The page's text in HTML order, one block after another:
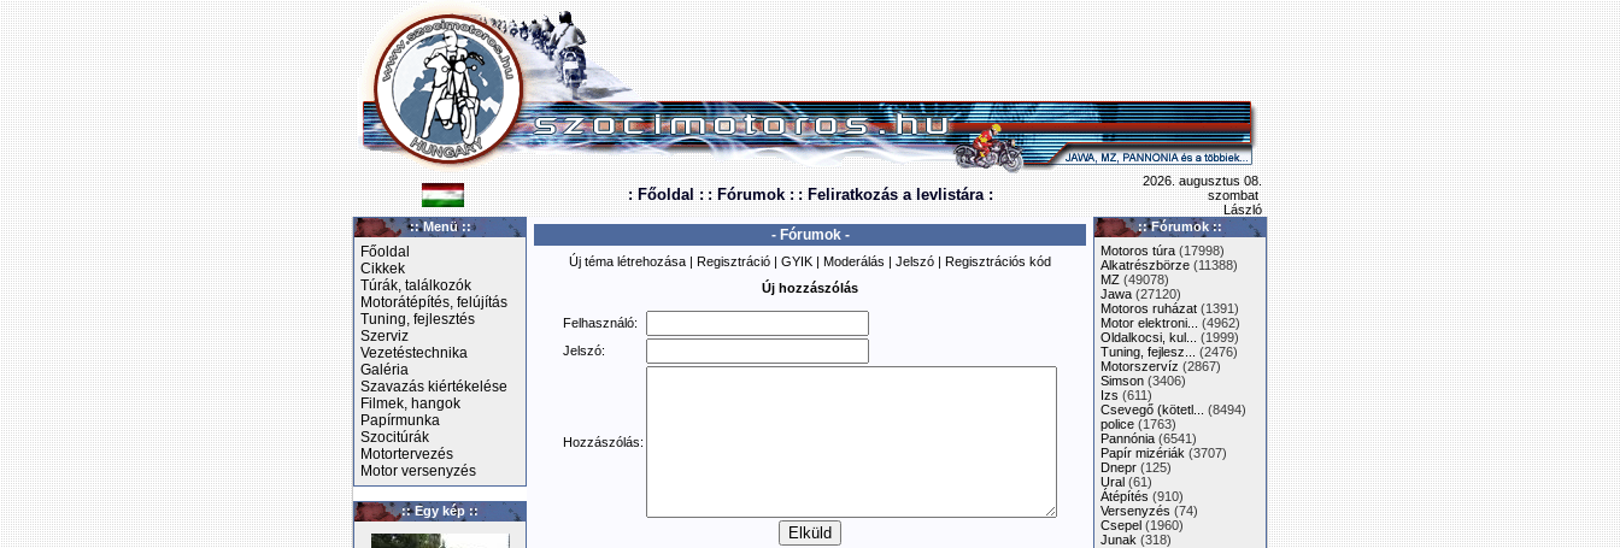
: Főoldal : : Fórumok : : Feliratkozás a levlistára :
2026. augusztus 08.
szombat
László
:: Menü ::
Főoldal
Cikkek
Túrák, találkozók
Motorátépítés, felújítás
Tuning, fejlesztés
Szerviz
Vezetéstechnika
Galéria
Szavazás kiértékelése
Filmek, hangok
Papírmunka
Szocitúrák
Motortervezés
Motor versenyzés
:: Egy kép ::
- Fórumok -
Új téma létrehozása | Regisztráció | GYIK | Moderálás | Jelszó | Regisztrációs kód
Új hozzászólás
Felhasználó:
Jelszó:
Hozzászólás:
:: Fórumok ::
Motoros túra (17998)
Alkatrészbörze (11388)
MZ (49078)
Jawa (27120)
Motoros ruházat (1391)
Motor elektroni...
(4962)
Oldalkocsi, kul...
(1999)
Tuning, fejlesz...
(2476)
Motorszervíz (2867)
Simson (3406)
Izs (611)
Csevegő (kötetl...
(8494)
police (1763)
Pannónia (6541)
Papír mizériák (3707)
Dnepr (125)
Ural (61)
Átépítés (910)
Versenyzés (74)
Csepel (1960)
Junak (318)